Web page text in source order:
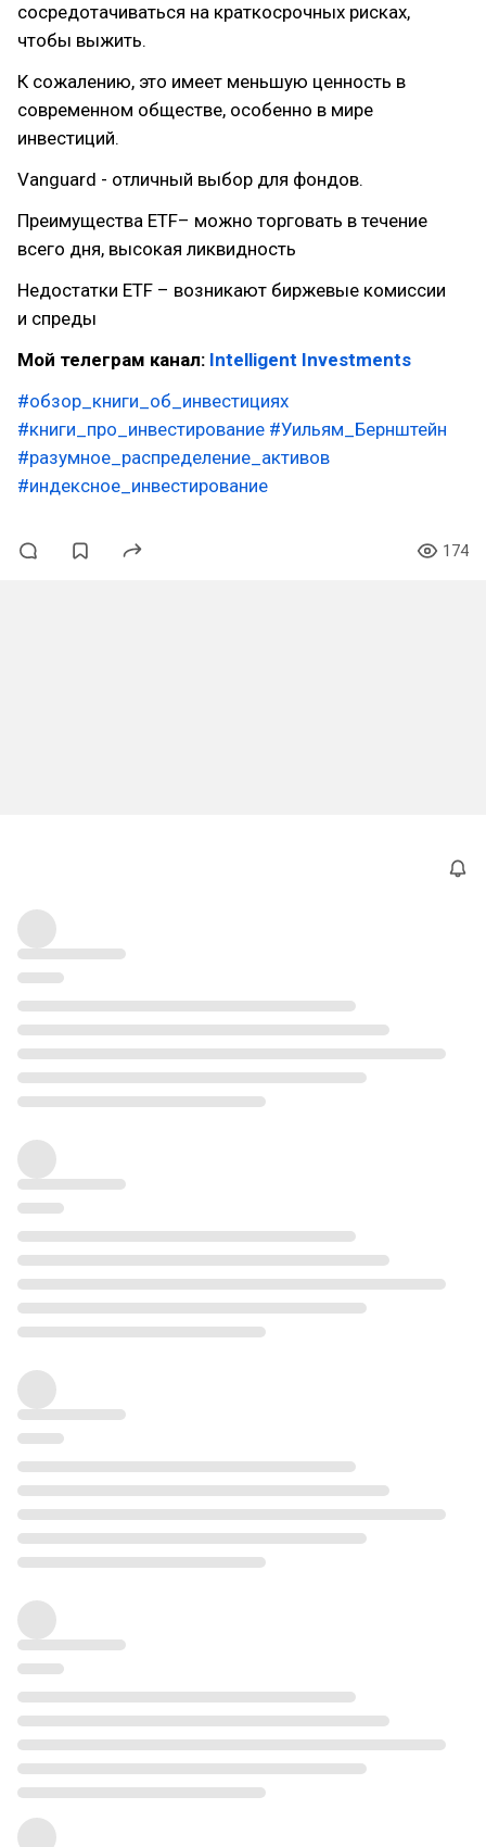
сосредотачиваться на краткосрочных рисках,
чтобы выжить.
К сожалению, это имеет меньшую ценность в
современном обществе, особенно в мире
инвестиций.
Vanguard - отличный выбор для фондов.
Преимущества ETF– можно торговать в течение
всего дня, высокая ликвидность
Недостатки ETF – возникают биржевые комиссии
и спреды
Мой телеграм канал: Intelligent Investments
#обзор_книги_об_инвестициях
#книги_про_инвестирование #Уильям_Бернштейн
#разумное_распределение_активов
#индексное_инвестирование
174